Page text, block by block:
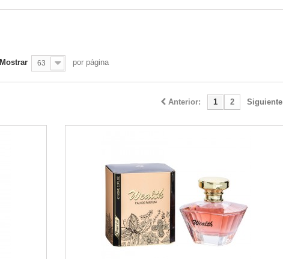
Mostrar 63 por página
Anterior: 1 2 Siguiente